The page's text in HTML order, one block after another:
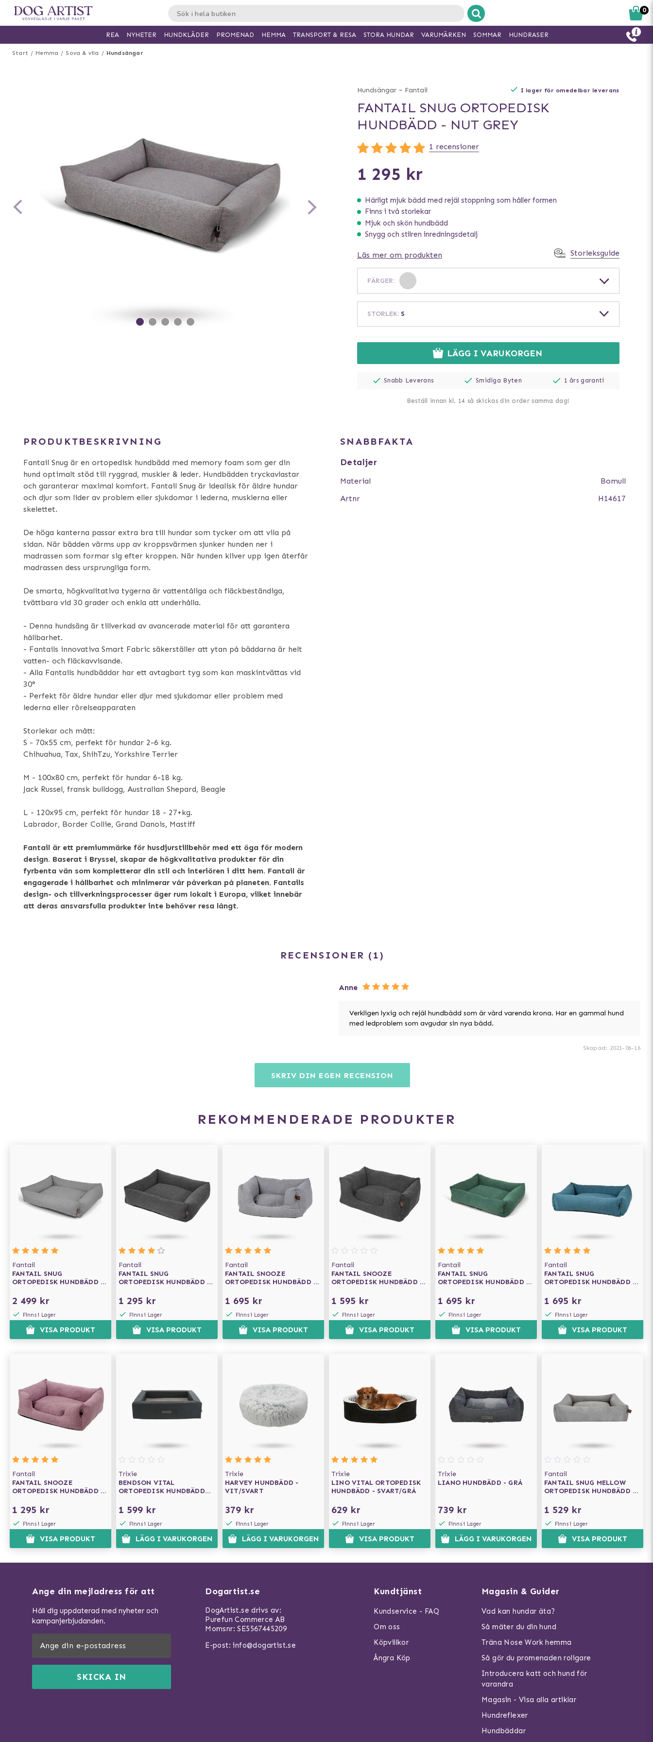
Start Hemma Sova & vila Hundsängar
Hundsängar - Fantail I lager för omedelbar leverans
FANTAIL SNUG ORTOPEDISK
HUNDBÄDD - NUT GREY
1 recensioner
1 295 kr
Härligt mjuk bädd med rejäl stoppning som håller formen
Finns i två storlekar
Mjuk och skön hundbädd
Snygg och stilren inredningsdetalj
Läs mer om produkten Storleksguide
FÄRGER:
STORLEK: S
LÄGG I VARUKORGEN
Snabb Leverans Smidiga Byten 1 års garanti
Beställ innan kl. 14 så skickas din order samma dag!
PRODUKTBESKRIVNING
Fantail Snug är en ortopedisk hundbädd med memory foam som ger din
hund optimalt stöd till ryggrad, muskler & leder. Hundbädden tryckavlastar
och garanterar maximal komfort. Fantail Snug är idealisk för äldre hundar
och djur som lider av problem eller sjukdomar i lederna, musklerna eller
skelettet.
De höga kanterna passar extra bra till hundar som tycker om att vila på
sidan. När bädden värms upp av kroppsvärmen sjunker hunden ner i
madrassen som formar sig efter kroppen. När hunden kliver upp igen återfår
madrassen dess ursprungliga form.
De smarta, högkvalitativa tygerna är vattentåliga och fläckbeständiga,
tvättbara vid 30 grader och enkla att underhålla.
- Denna hundsäng är tillverkad av avancerade material för att garantera
hållbarhet.
- Fantails innovativa Smart Fabric säkerställer att ytan på bäddarna är helt
vatten- och fläckavvisande.
- Alla Fantails hundbäddar har ett avtagbart tyg som kan maskintvättas vid
30°
- Perfekt för äldre hundar eller djur med sjukdomar eller problem med
lederna eller rörelseapparaten
Storlekar och mått:
S - 70x55 cm, perfekt för hundar 2-6 kg.
Chihuahua, Tax, ShihTzu, Yorkshire Terrier
M - 100x80 cm, perfekt för hundar 6-18 kg.
Jack Russel, fransk bulldogg, Australian Shepard, Beagle
L - 120x95 cm, perfekt för hundar 18 - 27+kg.
Labrador, Border Collie, Grand Danois, Mastiff
Fantail är ett premiummärke för husdjurstillbehör med ett öga för modern
design. Baserat i Bryssel, skapar de högkvalitativa produkter för din
fyrbenta vän som kompletterar din stil och interiören i ditt hem. Fantail är
engagerade i hållbarhet och minimerar vår påverkan på planeten. Fantails
design- och tillverkningsprocesser äger rum lokalt i Europa, vilket innebär
att deras ansvarsfulla produkter inte behöver resa långt.
SNABBFAKTA
Detaljer
Material
Bomull
Artnr
H14617
RECENSIONER 1
Anne
Verkligen lyxig och rejäl hundbädd som är värd varenda krona. Har en gammal hund
med ledproblem som avgudar sin nya bädd.
Skapad: 2021-06-16
SKRIV DIN EGEN RECENSION
REKOMMENDERADE PRODUKTER
Fantail
FANTAIL SNUG
ORTOPEDISK HUNDBÄDD -
2 499 kr
Finns i Lager
VISA PRODUKT
Fantail
FANTAIL SNUG
ORTOPEDISK HUNDBÄDD -
1 295 kr
Finns i Lager
VISA PRODUKT
Fantail
FANTAIL SNOOZE
ORTOPEDISK HUNDBÄDD -
1 695 kr
Finns i Lager
VISA PRODUKT
Fantail
FANTAIL SNOOZE
ORTOPEDISK HUNDBÄDD -
1 595 kr
Finns i Lager
VISA PRODUKT
Fantail
FANTAIL SNUG
ORTOPEDISK HUNDBÄDD -
1 695 kr
Finns i Lager
VISA PRODUKT
Fantail
FANTAIL SNUG
ORTOPEDISK HUNDBÄDD -
1 695 kr
Finns i Lager
VISA PRODUKT
Fantail
FANTAIL SNOOZE
ORTOPEDISK HUNDBÄDD -
1 295 kr
Finns i Lager
VISA PRODUKT
Trixie
BENDSON VITAL
ORTOPEDISK HUNDBÄDD
MÖRKGRÅ/LJUSGRÅ
1 599 kr
Finns i Lager
LÄGG I VARUKORGEN
Trixie
HARVEY HUNDBÄDD -
VIT/SVART
379 kr
Finns i Lager
LÄGG I VARUKORGEN
Trixie
LINO VITAL ORTOPEDISK
HUNDBÄDD - SVART/GRÅ
629 kr
Finns i Lager
VISA PRODUKT
Trixie
LIANO HUNDBÄDD - GRÅ
739 kr
Finns i Lager
LÄGG I VARUKORGEN
Fantail
FANTAIL SNUG MELLOW
ORTOPEDISK HUNDBÄDD -
1 529 kr
Finns i Lager
VISA PRODUKT
0
REA NYHETER HUNDKLÄDER PROMENAD HEMMA TRANSPORT & RESA STORA HUNDAR VARUMÄRKEN SOMMAR HUNDRASER
Ange din mejladress för att
Håll dig uppdaterad med nyheter och
kampanjerbjudanden.
SKICKA IN
Dogartist.se
DogArtist.se drivs av:
Purefun Commerce AB
Momsnr: SE5567445209
E-post:info@dogartist.se
Kundtjänst
Kundservice - FAQ
Om oss
Köpvillkor
Ångra Köp
Magasin & Guider
Vad kan hundar äta?
Så mäter du din hund
Träna Nose Work hemma
Så gör du promenaden roligare
Introducera katt och hund för
varandra
Magasin - Visa alla artiklar
Hundreflexer
Hundbäddar